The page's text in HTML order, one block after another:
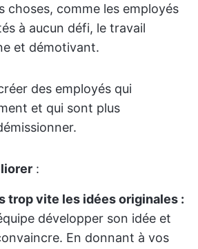
choses, comme les employés
à aucun défi, le travail
et démotivant.
des employés qui
et qui sont plus
:
trop vite les idées originales :
développer son idée et
En donnant à vos